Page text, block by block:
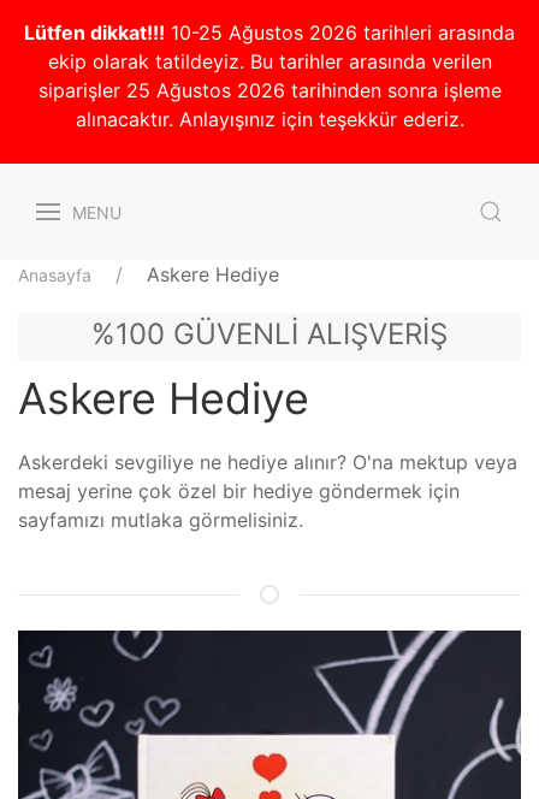
Lütfen dikkat!!! 10-25 Ağustos 2026 tarihleri arasında
ekip olarak tatildeyiz. Bu tarihler arasında verilen
siparişler 25 Ağustos 2026 tarihinden sonra işleme
alınacaktır. Anlayışınız için teşekkür ederiz.
MENU
Anasayfa Askere Hediye
%100 GÜVENLİ ALIŞVERİŞ
Askere Hediye
Askerdeki sevgiliye ne hediye alınır? O'na mektup veya
mesaj yerine çok özel bir hediye göndermek için
sayfamızı mutlaka görmelisiniz.